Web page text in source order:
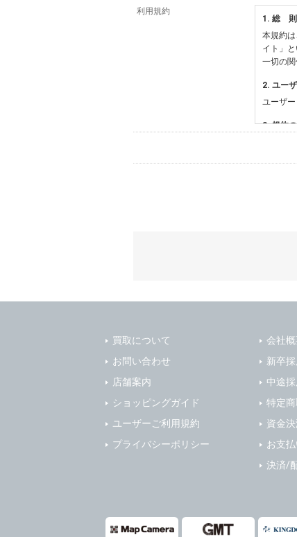
・必須
・任意
【当社
・お支
・法律
・
影機材
・当社
【外部
会員登
・当社
・メー
・
(1)ご本
止する
(2)法令
(3)ご本
本人の
(5)業務
当社へ
ますの
利用規約
1. 総 則
本規約
イト」
一切の関
2. ユー
ユーザ
3. 規約
1) 本規
2) 弊社
す。本
3) 弊社
た場合
1) ユー
します。
に届け
3) 弊社
4) ユー
は、ユ
1) ユー
2) 弊社
報に関
(1) 統
(3) ユ
買取について
お問い合わせ
店舗案内
ショッピングガイド
ユーザーご利用規約
プライバシーポリシー
会社概
新卒
中途
特定
資金
お支
決済/